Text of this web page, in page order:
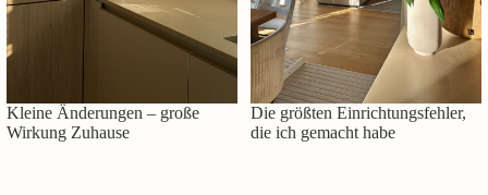
Kleine Änderungen – große
Wirkung Zuhause
Die größten Einrichtungsfehler,
die ich gemacht habe